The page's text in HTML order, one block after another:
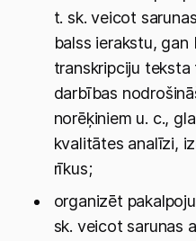
t. sk. veicot
balss ierakstu,
transkripciju teksta
darbības
norēķiniem u. c.,
kvalitātes analīzi,
rīkus;
organizēt
sk. veicot sarunas